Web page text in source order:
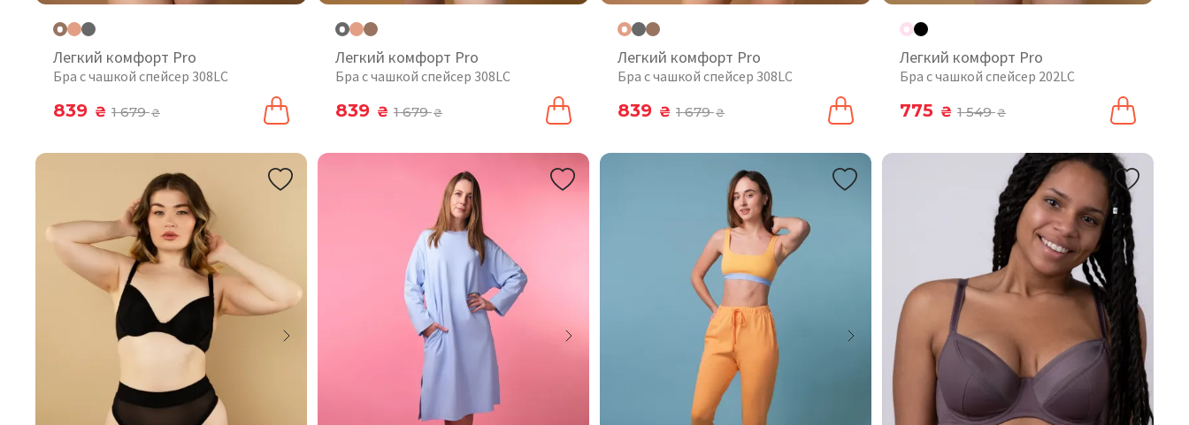
Легкий комфорт Pro
Бра с чашкой спейсер 308LC
839 ₴ 1 679₴
Легкий комфорт Pro
Бра с чашкой спейсер 308LC
839 ₴ 1 679₴
Легкий комфорт Pro
Бра с чашкой спейсер 308LC
839 ₴ 1 679₴
Легкий комфорт Pro
Бра с чашкой спейсер 202LC
775 ₴ 1 549₴